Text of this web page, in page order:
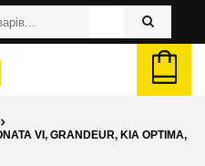
VI, GRANDEUR, KIA OPTIMA,